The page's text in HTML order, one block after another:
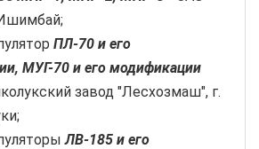
ПЛ-70 и его
МУГ-70 и его модификации
завод "Лесхозмаш", г.
ЛВ-185 и его